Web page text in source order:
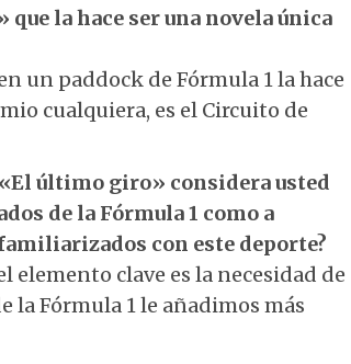
la hace ser una novela única
un paddock de Fórmula 1 la hace
cualquiera, es el Circuito de
«El último giro» considera usted
de la Fórmula 1 como a
con este deporte?
elemento clave es la necesidad de
la Fórmula 1 le añadimos más